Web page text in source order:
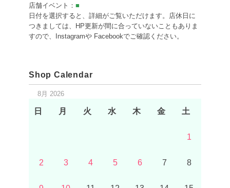
店舗イベント： ■
日付を選択すると、詳細がご覧いただけます。店休日に
つきましては、HP更新が間に合っていないこともありま
すので、Instagramや Facebookでご確認ください。
Shop Calendar
8月 2026
日 月 火 水 木 金 土
1
2 3 4 5 6 7 8